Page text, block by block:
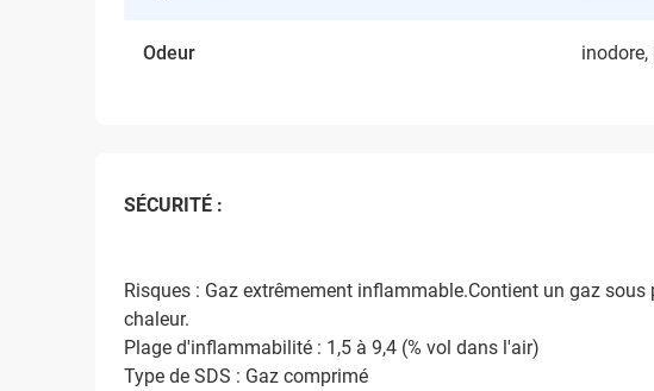
Odeur
SÉCURITÉ :
Risques : Gaz extrêmement inflammable.Contient un gaz
chaleur.
Plage d'inflammabilité : 1,5 à 9,4 (% vol dans l'air)
Type de SDS : Gaz comprimé